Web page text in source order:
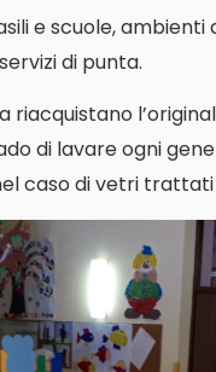
e scuole,
di punta.
riacquistano
di lavare ogni
caso di vetri